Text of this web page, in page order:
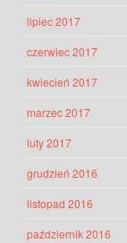
lipiec 2017
czerwiec 2017
kwiecień 2017
marzec 2017
luty 2017
grudzień 2016
listopad 2016
październik 2016